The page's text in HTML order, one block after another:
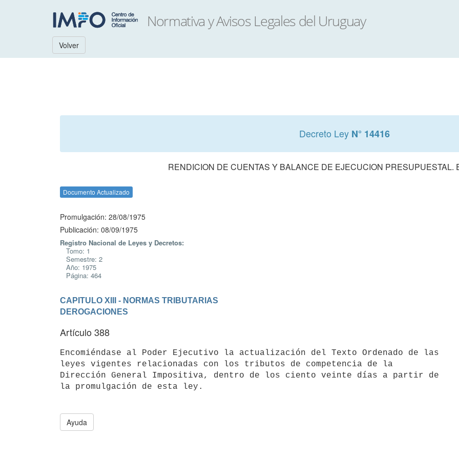
Volver
Decreto Ley N° 14416
RENDICION DE CUENTAS Y BALANCE DE EJECUCION PRESUPUESTAL.
Documento Actualizado
Promulgación: 28/08/1975
Publicación: 08/09/1975
Registro Nacional de Leyes y Decretos:
Tomo: 1
Semestre: 2
Año: 1975
Página: 464
CAPITULO XIII - NORMAS TRIBUTARIAS
DEROGACIONES
Artículo 388
Encomiéndase al Poder Ejecutivo la actualización del Texto Ordenado de las
leyes vigentes relacionadas con los tributos de competencia de la
Dirección General Impositiva, dentro de los ciento veinte días a partir de
Ayuda